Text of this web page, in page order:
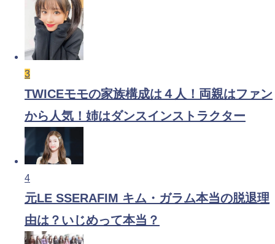
3
TWICEモモの家族構成は４人！両親はファン
から人気！姉はダンスインストラクター
4
元LE SSERAFIM キム・ガラム本当の脱退理
由は？いじめって本当？